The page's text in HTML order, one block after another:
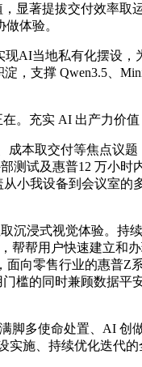
显著提拔交付效率取
体验。
当地私有化摆设，
，支撑 Qwen3.5、
。充实 AI 出产力价值
本取交付等焦点议题
测试及惠普12 万小时
小我设备到会议室的
浸式视觉体验。持
帮帮用户快速建立和
向零售行业的惠普Z
槛的同时兼顾数据平
多使命处置、AI 创
施、持续优化迭代的